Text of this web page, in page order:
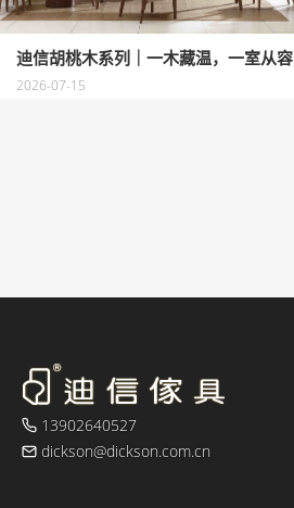
迪信胡桃木系列｜一木藏温，一室从容
2026-07-15
13902640527
dickson@dickson.com.cn